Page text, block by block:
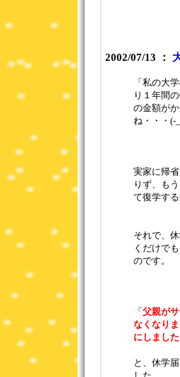
2002/07/13 ：
「私の大
り１年間
の金額が
ね・・・(-
実家に帰
りず、も
て復学す
それで、
くだけで
のです。
「 父親が
なくなり
にしました
と、休学